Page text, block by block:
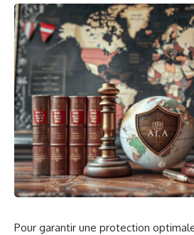
Pour garantir une protection